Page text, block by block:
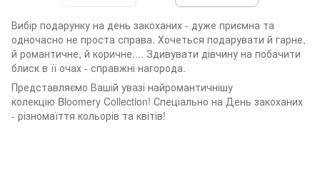
Вибір подарунку на день закоханих - дуже приємна та
одночасно не проста справа. Хочеться подарувати й гарне,
й романтичне, й коричне.... Здивувати дівчину на побачити
блиск в її очах - справжні нагорода.
Представляємо Вашій увазі найромантичнішу
колекцію Bloomery Collection! Спеціально на День закоханих
- різномаїття кольорів та квітів!